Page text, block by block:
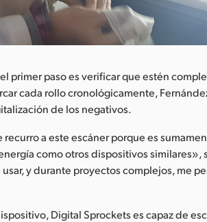
primer paso es verificar que estén
cada rollo cronológicamente,
de los negativos.
recurro a este escáner porque es
como otros dispositivos similares»,
y durante proyectos complejos, me
Digital Sprockets es capaz de